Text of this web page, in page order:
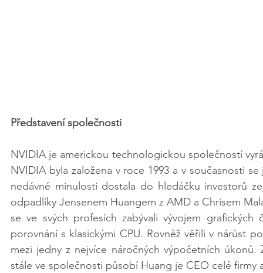
Představení společnosti
NVIDIA je americkou technologickou společností
NVIDIA byla založena v roce 1993 a v současnosti
nedávné minulosti dostala do hledáčku investorů
odpadlíky Jensenem Huangem z AMD a Chrisem
se ve svých profesích zabývali vývojem
porovnání s klasickými CPU. Rovněž věřili v nárůst
mezi jedny z nejvíce náročných výpočetních
stále ve společnosti působí Huang je CEO celé firmy